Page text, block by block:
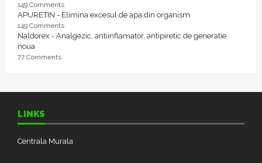
149 Comments
APURETIN - Elimina excesul de apa din organism
149 Comments
Naldorex - Analgezic, antiinflamator, antipiretic de generatie
noua
77 Comments
LINKS
Centrala Murala